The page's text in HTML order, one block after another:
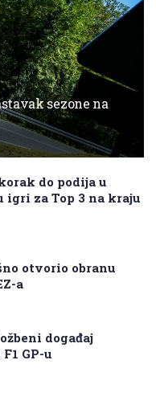
sezone na
do podija u
igri za Top 3 na kraju
otvorio obranu
a
događaj
GP-u